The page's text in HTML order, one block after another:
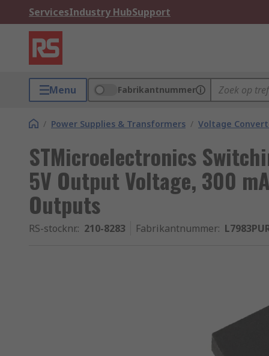
ServicesIndustry HubSupport
Menu Fabrikantnummer
/ Power Supplies & Transformers / Voltage
STMicroelectronics
5V Output Voltage, 300
Outputs
RS-stocknr.: 210-8283 Fabrikantnummer: